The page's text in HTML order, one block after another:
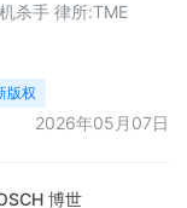
杀手 律所:TME
版权
2026年05月07日
博世